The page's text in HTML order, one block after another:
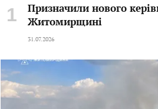
Призначили нового
Житомирщині
31.07.2026